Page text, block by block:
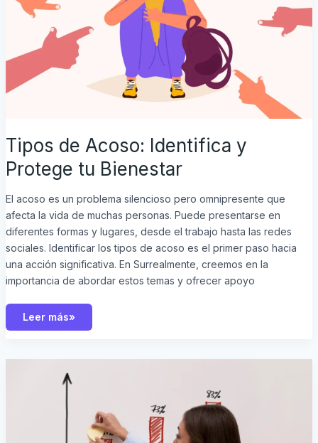
Tipos de Acoso: Identifica y
Protege tu Bienestar
El acoso es un problema silencioso pero omnipresente que
afecta la vida de muchas personas. Puede presentarse en
diferentes formas y lugares, desde el trabajo hasta las redes
sociales. Identificar los tipos de acoso es el primer paso hacia
una acción significativa. En Surrealmente, creemos en la
importancia de abordar estos temas y ofrecer apoyo
Leer más»
Efecto
Pigmalion:
Descubre